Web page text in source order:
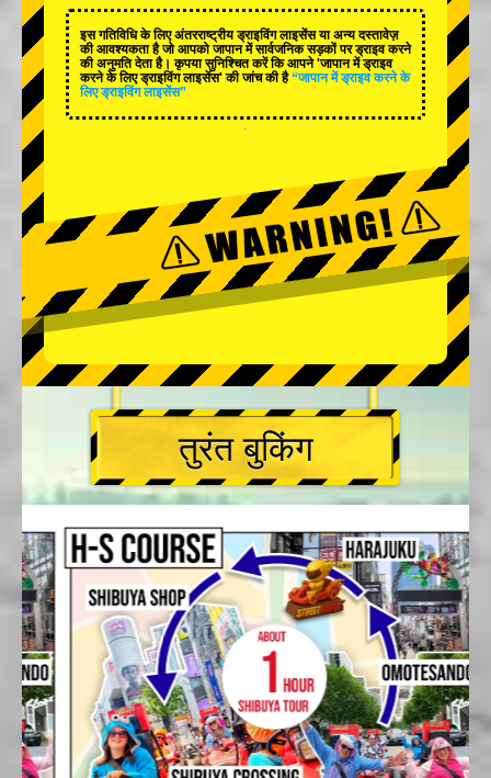
इस गतिविधि के लिए अंतरराष्ट्रीय ड्राइविंग लाइसेंस या अन्य दस्तावेज़
की आवश्यकता है जो आपको जापान में सार्वजनिक सड़कों पर ड्राइव करने
की अनुमति देता है। कृपया सुनिश्चित करें कि आपने 'जापान में ड्राइव
करने के लिए ड्राइविंग लाइसेंस' की जांच की है “जापान में ड्राइव करने के
लिए ड्राइविंग लाइसेंस”
तुरंत बुकिंग